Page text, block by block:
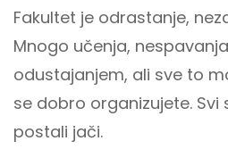
Fakultet je odrastanje,
Mnogo učenja,
odustajanjem, ali sve to
se dobro organizujete. Svi
postali jači.